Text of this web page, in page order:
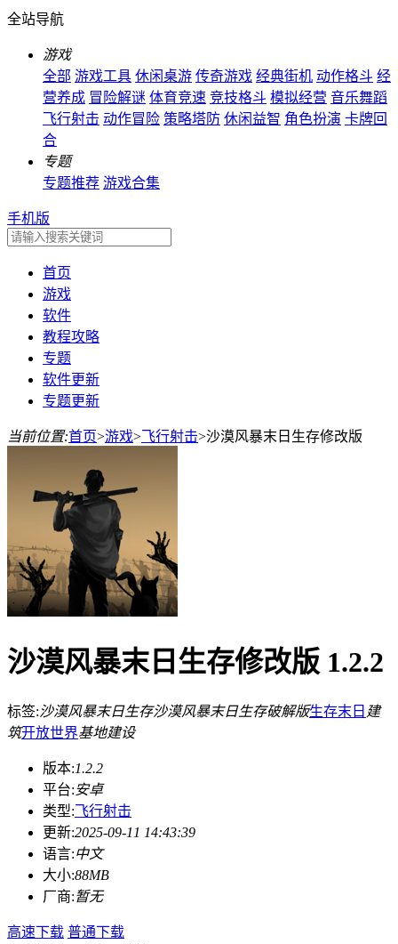
全站导航
游戏
全部 游戏工具 休闲桌游 传奇游戏 经典街机 动作格斗 经
营养成 冒险解谜 体育竞速 竞技格斗 模拟经营 音乐舞蹈
飞行射击 动作冒险 策略塔防 休闲益智 角色扮演 卡牌回
合
专题
专题推荐 游戏合集
手机版
首页
游戏
软件
教程攻略
专题
软件更新
专题更新
当前位置:首页>游戏>飞行射击>沙漠风暴末日生存修改版
沙漠风暴末日生存修改版 1.2.2
标签:沙漠风暴末日生存沙漠风暴末日生存破解版生存末日 建
筑开放世界基地建设
版本:1.2.2
平台:安卓
类型:飞行射击
更新:2025-09-11 14:43:39
语言:中文
大小:88MB
厂商:暂无
高速下载 普通下载